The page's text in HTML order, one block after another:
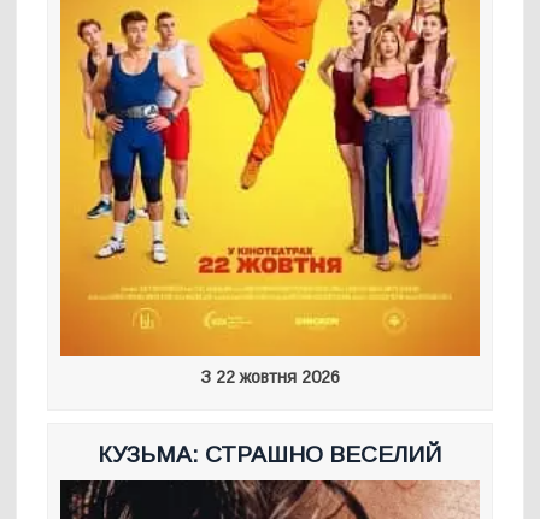
З 22 жовтня 2026
КУЗЬМА: СТРАШНО ВЕСЕЛИЙ